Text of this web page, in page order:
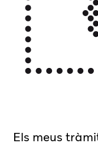
Els meus